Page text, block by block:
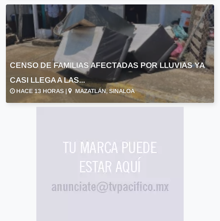
CENSO DE FAMILIAS AFECTADAS POR LLUVIAS YA
CASI LLEGA A LAS...
HACE 13 HORAS | MAZATLÁN, SINALOA